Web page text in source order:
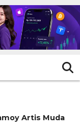
216
Artis Muda